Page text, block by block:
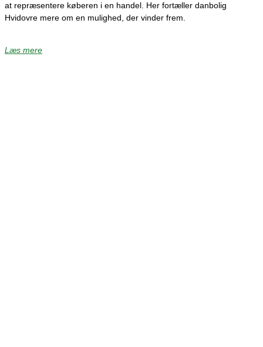
at repræsentere køberen i en handel. Her fortæller danbolig
Hvidovre mere om en mulighed, der vinder frem.
Læs mere